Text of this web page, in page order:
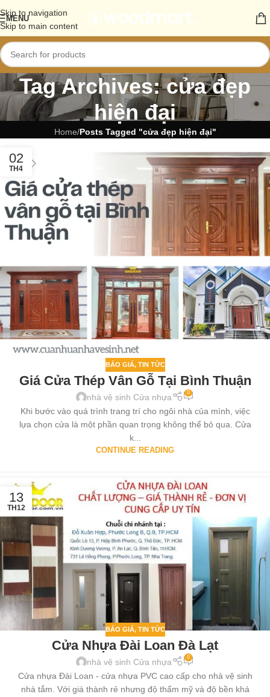
Skip to navigation
Skip to main content
MENU
Tag Archives: cửa đẹp
hiện đại
Home/Posts Tagged "cửa đẹp hiện đại"
02
TH4
BÁO GIÁ, TIN TỨC
Giá Cửa Thép Vân Gỗ Tại Bình Thuận
nhà vệ sinh Cửa nhựa 0
Khi bước vào quá trình trang trí cho ngôi nhà của mình, việc
lựa chọn cửa là một phần quan trọng không thể bỏ qua. Cửa
k...
CONTINUE READING
13
TH12
BÁO GIÁ, TIN TỨC
Cửa Nhựa Đài Loan Đà Lạt
nhà vệ sinh Cửa nhựa 0
Cửa nhựa Đài Loan - cửa nhựa PVC cao cấp cho nhà vệ sinh
nhà tắm. Với giá thành rẻ nhưng độ thẩm mỹ và độ bền khá